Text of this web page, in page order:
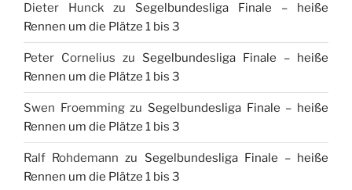
Dieter Hunck zu Segelbundesliga Finale – heiße
Rennen um die Plätze 1 bis 3
Peter Cornelius zu Segelbundesliga Finale – heiße
Rennen um die Plätze 1 bis 3
Swen Froemmingzu Segelbundesliga Finale – heiße
Rennen um die Plätze 1 bis 3
Ralf Rohdemann zu Segelbundesliga Finale – heiße
Rennen um die Plätze 1 bis 3